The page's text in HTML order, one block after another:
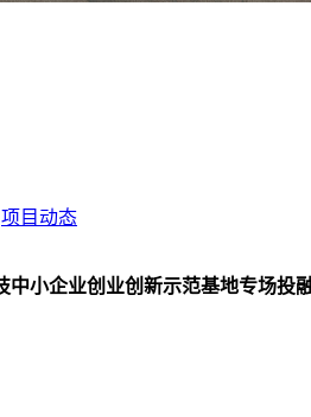
项目动态
中小企业创业创新示范基地专场投